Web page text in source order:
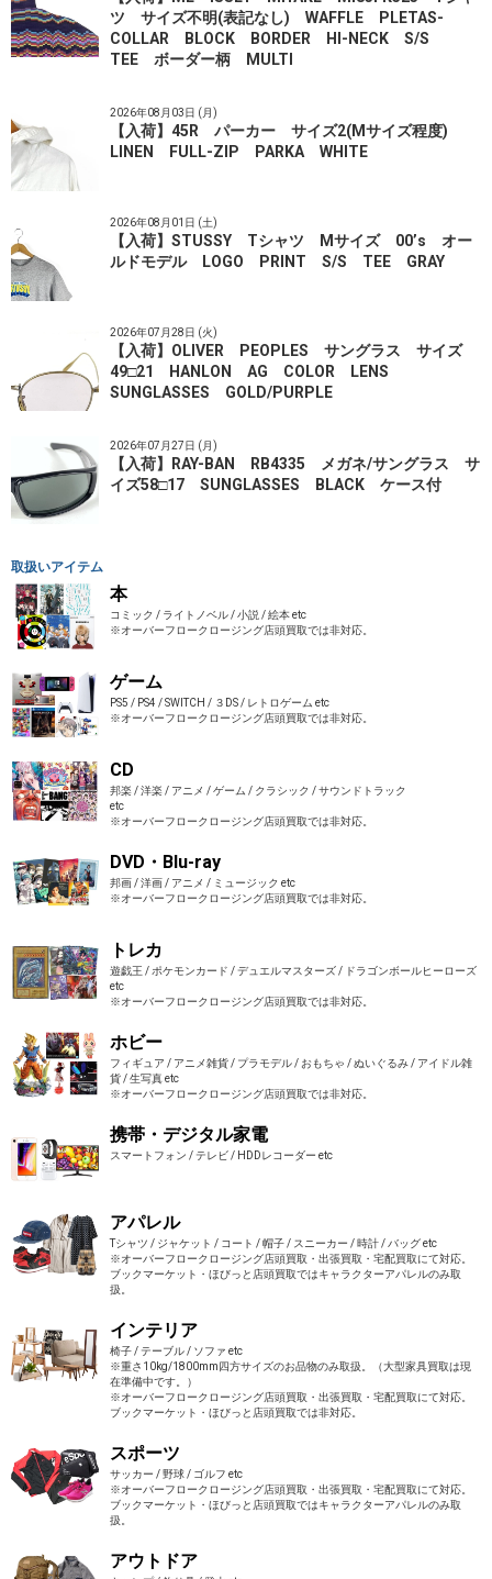
ツ サイズ不明(表記なし) WAFFLE PLETAS-
COLLAR BLOCK BORDER HI-NECK S/S
TEE ボーダー柄 MULTI
2026年08月03日 (月)
【入荷】45R パーカー サイズ2(Mサイズ程度)
LINEN FULL-ZIP PARKA WHITE
2026年08月01日 (土)
【入荷】STUSSY Tシャツ Mサイズ 00’s オー
ルドモデル LOGO PRINT S/S TEE GRAY
2026年07月28日 (火)
【入荷】OLIVER PEOPLES サングラス サイズ
49□21 HANLON AG COLOR LENS
SUNGLASSES GOLD/PURPLE
2026年07月27日 (月)
【入荷】RAY-BAN RB4335 メガネ/サングラス サ
イズ58□17 SUNGLASSES BLACK ケース付
取扱いアイテム
本
コミック / ライトノベル / 小説 / 絵本 etc
※オーバーフロークロージング店頭買取では非対応。
ゲーム
PS5 / PS4 / SWITCH / ３DS / レトロゲーム etc
※オーバーフロークロージング店頭買取では非対応。
CD
邦楽 / 洋楽 / アニメ / ゲーム / クラシック / サウンドトラック
etc
※オーバーフロークロージング店頭買取では非対応。
DVD・Blu-ray
邦画 / 洋画 / アニメ / ミュージック etc
※オーバーフロークロージング店頭買取では非対応。
トレカ
遊戯王 / ポケモンカード / デュエルマスターズ / ドラゴンボールヒーローズ
etc
※オーバーフロークロージング店頭買取では非対応。
ホビー
フィギュア / アニメ雑貨 / プラモデル / おもちゃ / ぬいぐるみ / アイドル雑
貨 / 生写真 etc
※オーバーフロークロージング店頭買取では非対応。
携帯・デジタル家電
スマートフォン / テレビ / HDDレコーダー etc
アパレル
Tシャツ / ジャケット / コート / 帽子 / スニーカー / 時計 / バッグ etc
※オーバーフロークロージング店頭買取・出張買取・宅配買取にて対応。
ブックマーケット・ほびっと店頭買取ではキャラクターアパレルのみ取
扱。
インテリア
椅子 / テーブル / ソファ etc
※重さ10kg/1800mm四方サイズのお品物のみ取扱。（大型家具買取は現
在準備中です。）
※オーバーフロークロージング店頭買取・出張買取・宅配買取にて対応。
ブックマーケット・ほびっと店頭買取では非対応。
スポーツ
サッカー / 野球 / ゴルフ etc
※オーバーフロークロージング店頭買取・出張買取・宅配買取にて対応。
ブックマーケット・ほびっと店頭買取ではキャラクターアパレルのみ取
扱。
アウトドア